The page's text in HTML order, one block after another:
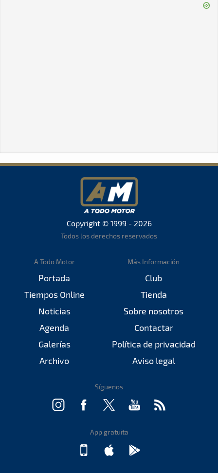
Copyright © 1999 - 2026
Todos los derechos reservados
A Todo Motor
Portada
Tiempos Online
Noticias
Agenda
Galerías
Archivo
Más Información
Club
Tienda
Sobre nosotros
Contactar
Política de privacidad
Aviso legal
Síguenos
App gratuita